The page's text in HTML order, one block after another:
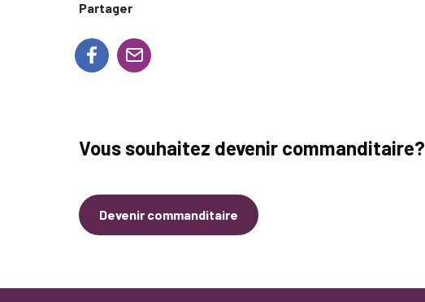
Partager
Vous souhaitez devenir commanditaire?
Devenir commanditaire